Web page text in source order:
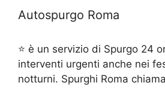
Autospurgo Roma
⭐ è un servizio di Spurgo 24
interventi urgenti anche nei
notturni. Spurghi Roma